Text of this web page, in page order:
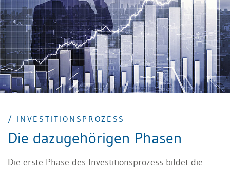
/ INVESTITIONSPROZESS
Die dazugehörigen Phasen
Die erste Phase des Investitionsprozess bildet die